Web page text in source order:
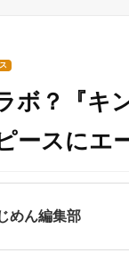
ボ？『キ
ースにエ
めん編集部